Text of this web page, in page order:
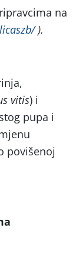
na
).
vitis) i
pupa i
povišenoj